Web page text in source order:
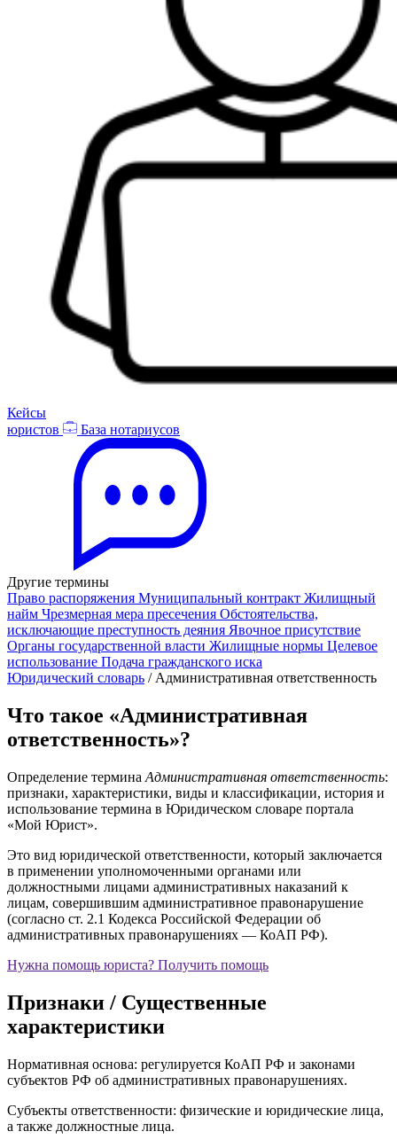
Кейсы
юристов
База нотариусов
Другие термины
Право распоряжения Муниципальный контракт Жилищный
найм Чрезмерная мера пресечения Обстоятельства,
исключающие преступность деяния Явочное присутствие
Органы государственной власти Жилищные нормы Целевое
использование Подача гражданского иска
Юридический словарь / Административная ответственность
Что такое «Административная
ответственность»?
Определение термина Административная ответственность:
признаки, характеристики, виды и классификации, история и
использование термина в Юридическом словаре портала
«Мой Юрист».
Это вид юридической ответственности, который заключается
в применении уполномоченными органами или
должностными лицами административных наказаний к
лицам, совершившим административное правонарушение
(согласно ст. 2.1 Кодекса Российской Федерации об
административных правонарушениях — КоАП РФ).
Нужна помощь юриста? Получить помощь
Признаки / Существенные
характеристики
Нормативная основа: регулируется КоАП РФ и законами
субъектов РФ об административных правонарушениях.
Субъекты ответственности: физические и юридические лица,
а также должностные лица.